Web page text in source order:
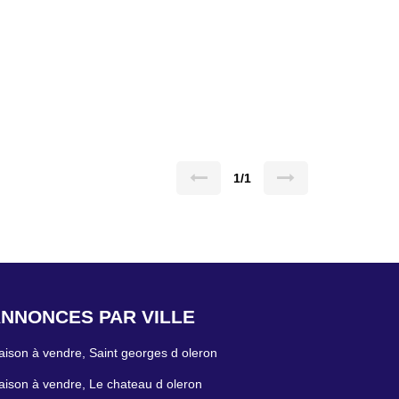
1/1
PAR VILLE
à vendre, Saint georges d oleron
à vendre, Le chateau d oleron